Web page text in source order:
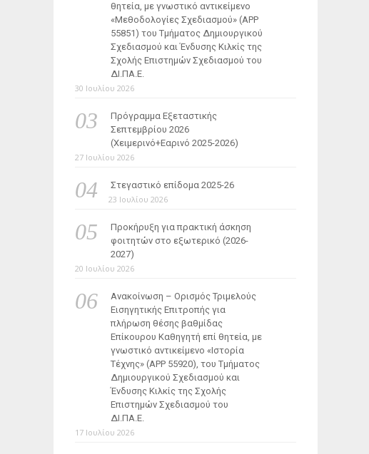
θητεία, με γνωστικό αντικείμενο
«Μεθοδολογίες Σχεδιασμού» (ΑΡΡ
55851) του Τμήματος Δημιουργικού
Σχεδιασμού και Ένδυσης Κιλκίς της
Σχολής Επιστημών Σχεδιασμού του
ΔΙ.ΠΑ.Ε.
30 Ιουλίου 2026
Πρόγραμμα Εξεταστικής
Σεπτεμβρίου 2026
(Χειμερινό+Εαρινό 2025-2026)
27 Ιουλίου 2026
Στεγαστικό επίδομα 2025-26
23 Ιουλίου 2026
Προκήρυξη για πρακτική άσκηση
φοιτητών στο εξωτερικό (2026-
2027)
20 Ιουλίου 2026
Ανακοίνωση – Ορισμός Τριμελούς
Εισηγητικής Επιτροπής για
πλήρωση θέσης βαθμίδας
Επίκουρου Καθηγητή επί θητεία, με
γνωστικό αντικείμενο «Ιστορία
Τέχνης» (ΑΡΡ 55920), του Τμήματος
Δημιουργικού Σχεδιασμού και
Ένδυσης Κιλκίς της Σχολής
Επιστημών Σχεδιασμού του
ΔΙ.ΠΑ.Ε.
17 Ιουλίου 2026